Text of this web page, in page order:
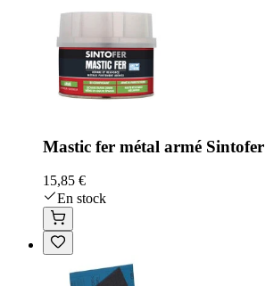
Mastic fer métal armé
15,85 €
En stock